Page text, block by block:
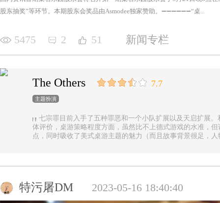
股东抽奖”等环节。本期股东会奖品由Asmodee独家赞助。➖➖➖➖➖➖“桌...
5475 2 51 新闻专栏
The Others 7.7
主题扮演
七宗罪目前入手了五种罪恶和一个小队扩展以及天启扩展
体评价，桌游策略程度方面，虽然比不上德式游戏的水准，
点，同时吸收了美式桌游主题的魅力（而且故事背景很足，
事推进，化身降临，如若不慎，充满力量的化身必将索去英
罪恶中最有气势的，很不错，而作为拓展中的天启和天启四
特污屠DM 2023-05-16 18:40:40